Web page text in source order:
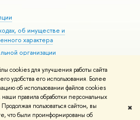
cookies для улучшения работы сайта
удобства его использования. Более
об использовании файлов cookies
наши правила обработки персональных
Продолжая пользоваться сайтом, вы
что были проинформированы об
✖
об имуществе и
характера
организации
здоровья